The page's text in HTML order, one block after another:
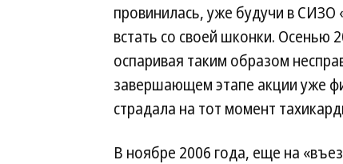
провинилась, уже будучи в СИЗО
встать со своей шконки. Осенью
оспаривая таким образом
завершающем этапе акции уже
страдала на тот момент
В ноябре 2006 года, еще на